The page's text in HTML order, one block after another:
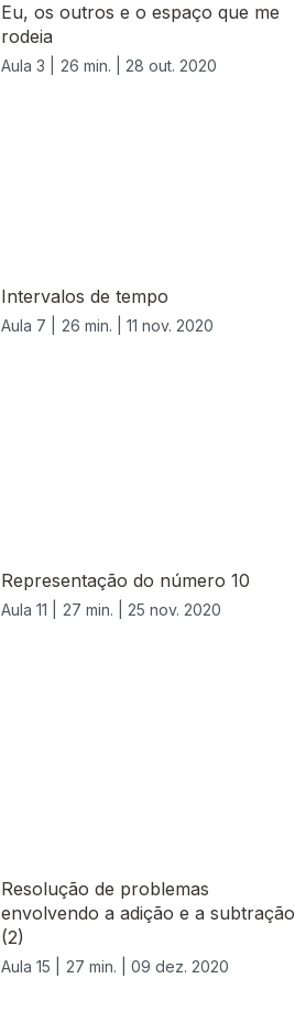
Eu, os outros e o espaço que me
rodeia
Aula 3 | 26 min. | 28 out. 2020
Intervalos de tempo
Aula 7 | 26 min. | 11 nov. 2020
Representação do número 10
Aula 11 | 27 min. | 25 nov. 2020
Resolução de problemas
envolvendo a adição e a subtração
(2)
Aula 15 | 27 min. | 09 dez. 2020